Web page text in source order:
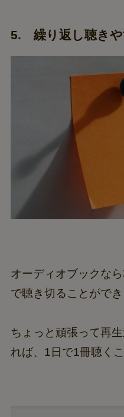
5. 繰り返し聴きや
オーディオブックな
で聴き切ることができ
ちょっと頑張って再
れば、1日で1冊聴く